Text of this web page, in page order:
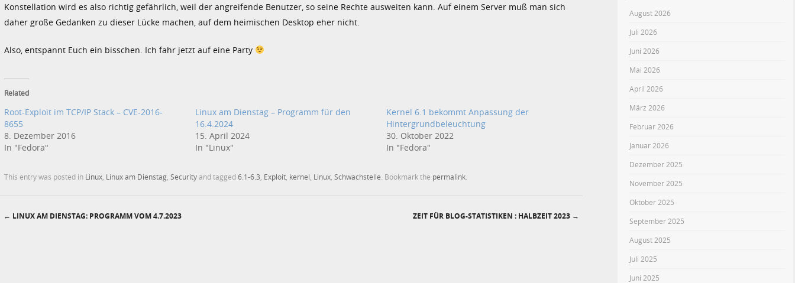
Konstellation wird es also richtig gefährlich, weil der angreifende Benutzer, so seine Rechte ausweiten kann. Auf einem Server muß man sich
daher große Gedanken zu dieser Lücke machen, auf dem heimischen Desktop eher nicht.
Also, entspannt Euch ein bisschen. Ich fahr jetzt auf eine Party
Related
Root-Exploit im TCP/IP Stack – CVE-2016-
8655
8. Dezember 2016
In "Fedora"
Linux am Dienstag – Programm für den
16.4.2024
15. April 2024
In "Linux"
Kernel 6.1 bekommt Anpassung der
Hintergrundbeleuchtung
30. Oktober 2022
In "Fedora"
This entry was posted in Linux Linux am Dienstag Securityand tagged6.1-6.3 Exploit kernel Linux Schwachstelle . Bookmark the permalink
← LINUX AM DIENSTAG: PROGRAMM VOM 4.7.2023 ZEIT FÜR BLOG-STATISTIKEN : HALBZEIT 2023 →
August 2026
Juli 2026
Juni 2026
Mai 2026
April 2026
März 2026
Februar 2026
Januar 2026
Dezember 2025
November 2025
Oktober 2025
September 2025
August 2025
Juli 2025
Juni 2025